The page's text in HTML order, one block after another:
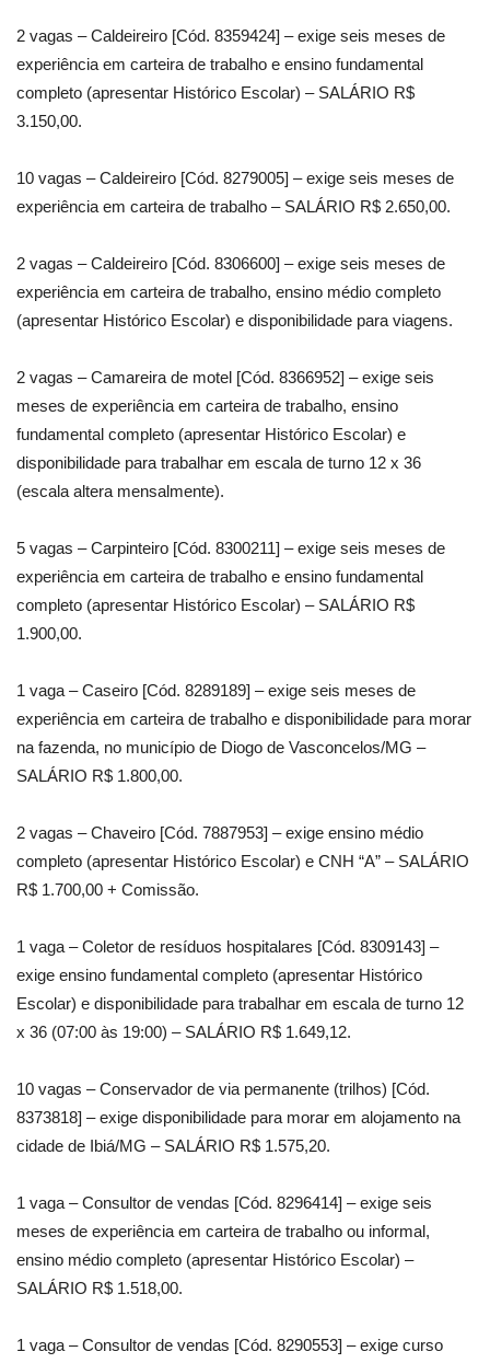
2 vagas – Caldeireiro [Cód. 8359424] – exige seis meses de
experiência em carteira de trabalho e ensino fundamental
completo (apresentar Histórico Escolar) – SALÁRIO R$
3.150,00.
10 vagas – Caldeireiro [Cód. 8279005] – exige seis meses de
experiência em carteira de trabalho – SALÁRIO R$ 2.650,00.
2 vagas – Caldeireiro [Cód. 8306600] – exige seis meses de
experiência em carteira de trabalho, ensino médio completo
(apresentar Histórico Escolar) e disponibilidade para viagens.
2 vagas – Camareira de motel [Cód. 8366952] – exige seis
meses de experiência em carteira de trabalho, ensino
fundamental completo (apresentar Histórico Escolar) e
disponibilidade para trabalhar em escala de turno 12 x 36
(escala altera mensalmente).
5 vagas – Carpinteiro [Cód. 8300211] – exige seis meses de
experiência em carteira de trabalho e ensino fundamental
completo (apresentar Histórico Escolar) – SALÁRIO R$
1.900,00.
1 vaga – Caseiro [Cód. 8289189] – exige seis meses de
experiência em carteira de trabalho e disponibilidade para morar
na fazenda, no município de Diogo de Vasconcelos/MG –
SALÁRIO R$ 1.800,00.
2 vagas – Chaveiro [Cód. 7887953] – exige ensino médio
completo (apresentar Histórico Escolar) e CNH “A” – SALÁRIO
R$ 1.700,00 + Comissão.
1 vaga – Coletor de resíduos hospitalares [Cód. 8309143] –
exige ensino fundamental completo (apresentar Histórico
Escolar) e disponibilidade para trabalhar em escala de turno 12
x 36 (07:00 às 19:00) – SALÁRIO R$ 1.649,12.
10 vagas – Conservador de via permanente (trilhos) [Cód.
8373818] – exige disponibilidade para morar em alojamento na
cidade de Ibiá/MG – SALÁRIO R$ 1.575,20.
1 vaga – Consultor de vendas [Cód. 8296414] – exige seis
meses de experiência em carteira de trabalho ou informal,
ensino médio completo (apresentar Histórico Escolar) –
SALÁRIO R$ 1.518,00.
1 vaga – Consultor de vendas [Cód. 8290553] – exige curso